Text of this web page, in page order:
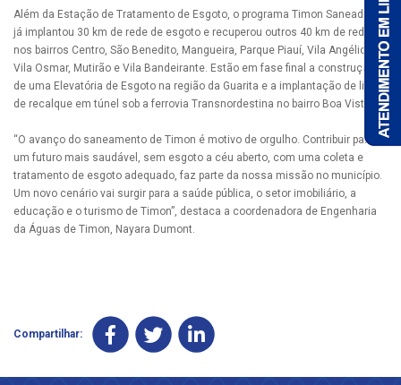
Além da Estação de Tratamento de Esgoto, o programa Timon Saneada 2
já implantou 30 km de rede de esgoto e recuperou outros 40 km de rede
nos bairros Centro, São Benedito, Mangueira, Parque Piauí, Vila Angélica,
Vila Osmar, Mutirão e Vila Bandeirante. Estão em fase final a construção
de uma Elevatória de Esgoto na região da Guarita e a implantação de linha
de recalque em túnel sob a ferrovia Transnordestina no bairro Boa Vista.
“O avanço do saneamento de Timon é motivo de orgulho. Contribuir para
um futuro mais saudável, sem esgoto a céu aberto, com uma coleta e
tratamento de esgoto adequado, faz parte da nossa missão no município.
Um novo cenário vai surgir para a saúde pública, o setor imobiliário, a
educação e o turismo de Timon”, destaca a coordenadora de Engenharia
da Águas de Timon, Nayara Dumont.
Compartilhar: